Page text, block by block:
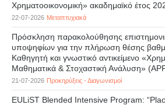
Χρηματοοικονομική» ακαδημαϊκό έτος
22-07-2026 Μεταπτυχιακά
Πρόσκληση παρακολούθησης
υποψηφίων για την πλήρωση θέσης
Καθηγητή και γνωστικό αντικείμενο
Μαθηματικά & Στοχαστική Ανάλυση»
21-07-2026 Προκηρύξεις - Διαγωνισμοί
EULiST Blended Intensive Program: